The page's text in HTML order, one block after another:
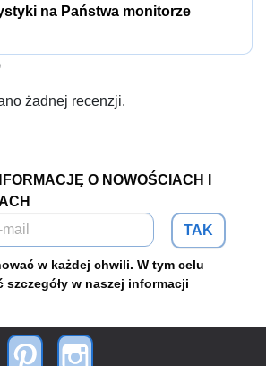
na Państwa monitorze
żadnej recenzji.
O NOWOŚCIACH I
TAK
w każdej chwili. W tym celu
szczegóły w naszej informacji